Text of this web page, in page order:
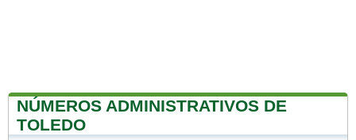
NÚMEROS ADMINISTRATIVOS DE
TOLEDO